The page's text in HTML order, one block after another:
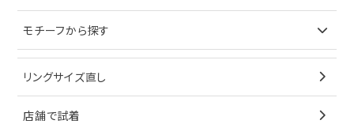
ブレスレット
ペンダントトップ
イヤリング
ブレスレット
キーケース
サングラス
オメガ
シャネル
ティファニー
ブルガリ
カルティエ
モチーフから探す
星
リングサイズ直し
店舗で試着